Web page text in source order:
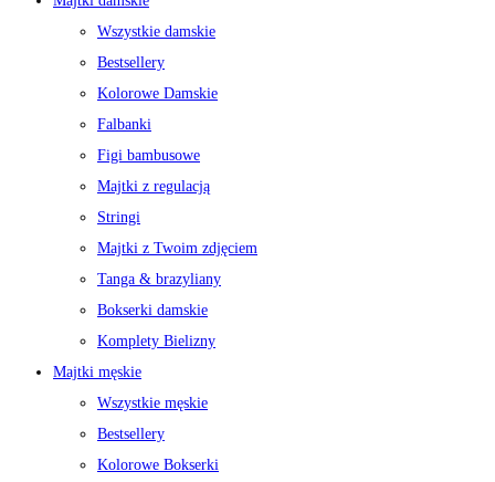
Wszystkie damskie
Bestsellery
Kolorowe Damskie
Falbanki
Figi bambusowe
Majtki z regulacją
Stringi
Majtki z Twoim zdjęciem
Tanga & brazyliany
Bokserki damskie
Komplety Bielizny
Majtki męskie
Wszystkie męskie
Bestsellery
Kolorowe Bokserki